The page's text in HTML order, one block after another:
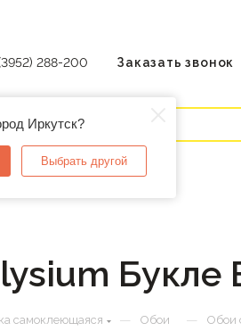
Иркутск?
Выбрать другой
288-200 Заказать звонок
Букле
самоклеющаяся — Обои — Обои